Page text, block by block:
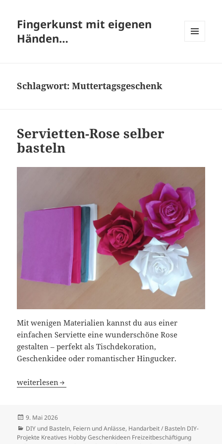
Fingerkunst mit eigenen
Händen…
Schlagwort:Muttertagsgeschenk
Servietten-Rose selber
basteln
Mit wenigen Materialien kannst du aus einer
einfachen Serviette eine wunderschöne Rose
gestalten – perfekt als Tischdekoration,
Geschenkidee oder romantischer Hingucker.
Servietten-Rose selber basteln
weiterlesen
Veröffentlicht
am
9. Mai 2026
Kategorien
DIY und Basteln, Feiern und Anlässe, Handarbeit / Basteln DIY-
Projekte Kreatives Hobby Geschenkideen Freizeitbeschäftigung